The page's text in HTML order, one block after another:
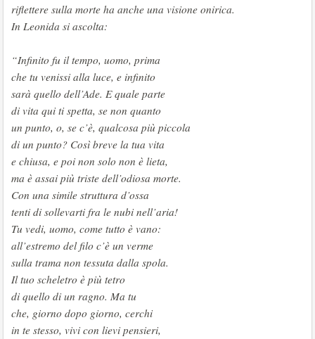
riflettere sulla morte ha anche una visione onirica.
In Leonida si ascolta:
“Infinito fu il tempo, uomo, prima
che tu venissi alla luce, e infinito
sarà quello dell’Ade. E quale parte
di vita qui ti spetta, se non quanto
un punto, o, se c’è, qualcosa più piccola
di un punto? Così breve la tua vita
e chiusa, e poi non solo non è lieta,
ma è assai più triste dell’odiosa morte.
Con una simile struttura d’ossa
tenti di sollevarti fra le nubi nell’aria!
Tu vedi, uomo, come tutto è vano:
all’estremo del filo c’è un verme
sulla trama non tessuta dalla spola.
Il tuo scheletro è più tetro
di quello di un ragno. Ma tu
che, giorno dopo giorno, cerchi
in te stesso, vivi con lievi pensieri,